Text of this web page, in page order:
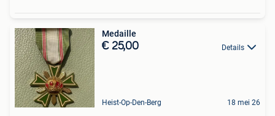
Medaille
€ 25,00 Details
Heist-Op-Den-Berg 18 mei 26